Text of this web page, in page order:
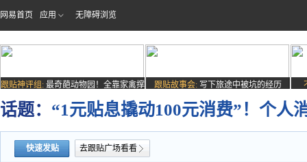
网易首页 应用 无障碍浏览
跟贴神评组: 最奇葩动物园！全靠家禽撑
场子
跟贴故事会: 写下旅途中被坑的经历
话题： “1元贴息撬动100元消费”！个人
快速发贴 去跟贴广场看看